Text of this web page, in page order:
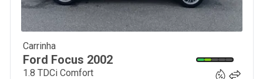
Carrinha
Ford Focus 2002
1.8 TDCi Comfort